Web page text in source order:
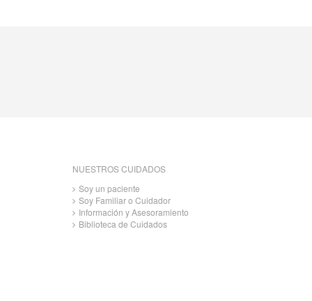
NUESTROS CUIDADOS
Soy un paciente
Soy Familiar o Cuidador
Información y Asesoramiento
Biblioteca de Cuidados